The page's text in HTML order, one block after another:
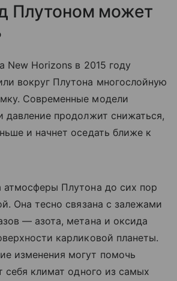
Плутоном может
New Horizons в 2015 году
вокруг Плутона многослойную
Современные модели
давление продолжит снижаться,
и начнет оседать ближе к
Плутона до сих пор
Она тесно связана с залежами
— азота, метана и оксида
карликовой планеты.
изменения могут помочь
себя климат одного из самых